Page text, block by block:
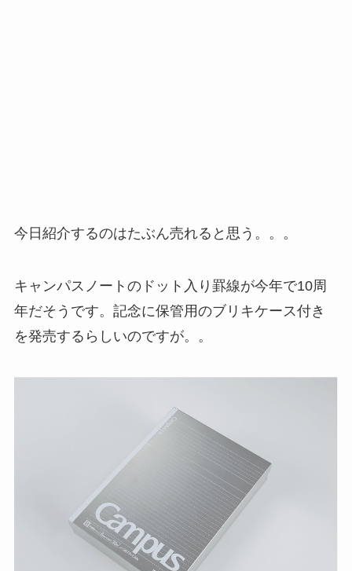
今日紹介するのはたぶん売れると思う。。。
キャンパスノートのドット入り罫線が今年で10周
年だそうです。記念に保管用のブリキケース付き
を発売するらしいのですが。。